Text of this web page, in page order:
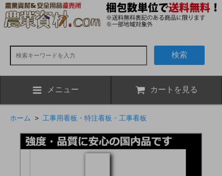
検索
メニュー カートを見る
ホーム > 工事用看板・特注看板・工事看板